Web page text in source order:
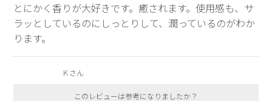
とにかく香りが大好きです。癒されます。使用感も、サ
ラッとしているのにしっとりして、潤っているのがわか
ります。
Ｋさん
このレビューは参考になりましたか？